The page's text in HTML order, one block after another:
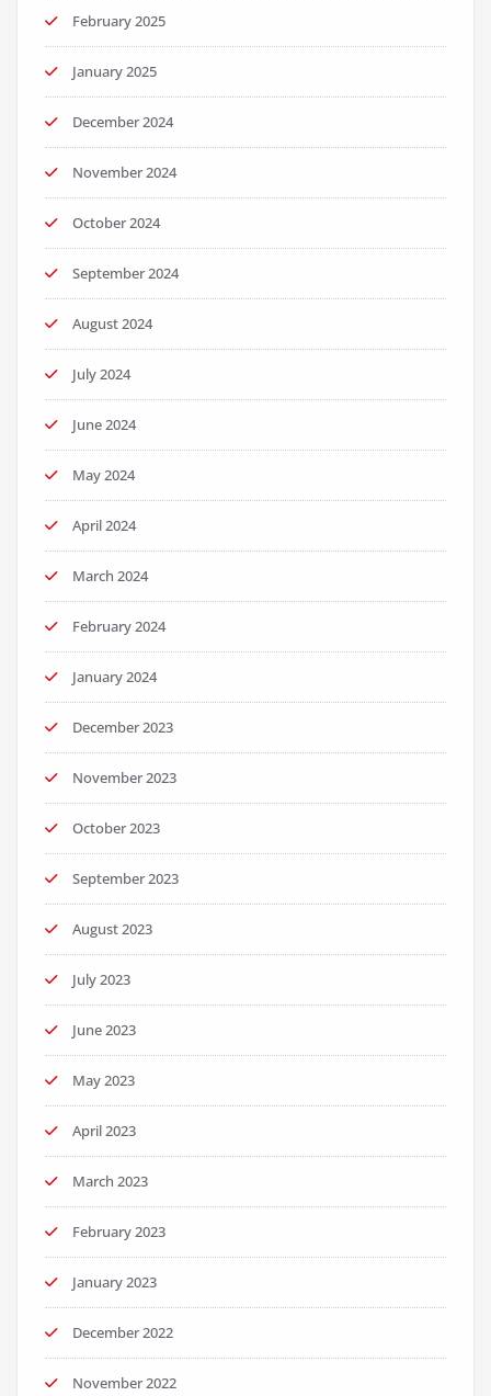
February 2025
January 2025
December 2024
November 2024
October 2024
September 2024
August 2024
July 2024
June 2024
May 2024
April 2024
March 2024
February 2024
January 2024
December 2023
November 2023
October 2023
September 2023
August 2023
July 2023
June 2023
May 2023
April 2023
March 2023
February 2023
January 2023
December 2022
November 2022